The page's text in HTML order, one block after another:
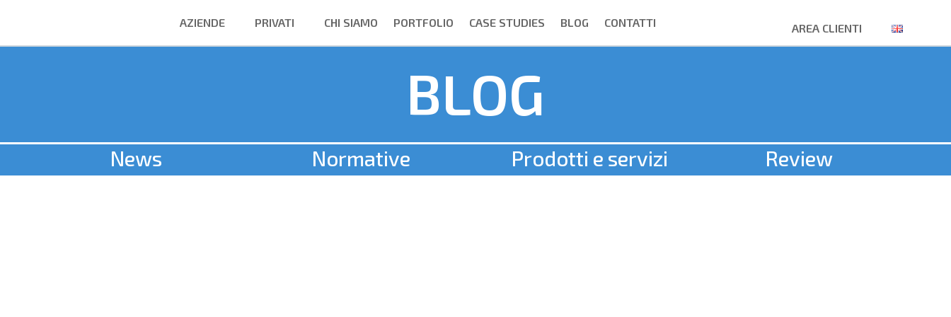
AZIENDE PRIVATI CHI SIAMO PORTFOLIO CASE STUDIES BLOG CONTATTI AREA CLIENTI
BLOG
News Normative Prodotti e servizi Review